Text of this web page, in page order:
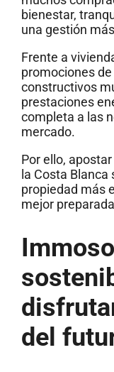
bienestar,
una gestión
Frente a
promociones
constructivos
prestaciones
completa a las
mercado.
Por ello,
la Costa
propiedad más
mejor
del